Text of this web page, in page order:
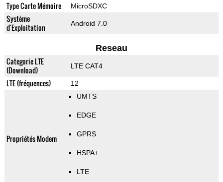
Type Carte Mémoire MicroSDXC
Système
d'Exploitation
Android 7.0
Reseau
Categorie LTE
(Download)
LTE CAT4
LTE (fréquences) 12
Propriétés Modem
UMTS
EDGE
GPRS
HSPA+
LTE